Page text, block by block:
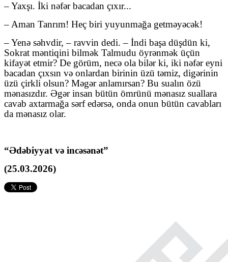
– Yaxşı. İki nəfər bacadan çıxır...
– Aman Tanrım! Heç biri yuyunmağa getməyəcək!
– Yenə səhvdir, – ravvin dedi. – İndi başa düşdün ki,
Sokrat məntiqini bilmək Talmudu öyrənmək üçün
kifayət etmir? De görüm, necə ola bilər ki, iki nəfər eyni
bacadan çıxsın və onlardan birinin üzü təmiz, digərinin
üzü çirkli olsun? Məgər anlamırsan? Bu sualın özü
mənasızdır. Əgər insan bütün ömrünü mənasız suallara
cavab axtarmağa sərf edərsə, onda onun bütün cavabları
da mənasız olar.
“Ədəbiyyat və incəsənət”
(25.03.2026)